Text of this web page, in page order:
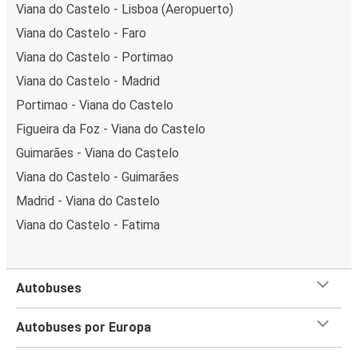
Viana do Castelo - Lisboa (Aeropuerto)
Viana do Castelo - Faro
Viana do Castelo - Portimao
Viana do Castelo - Madrid
Portimao - Viana do Castelo
Figueira da Foz - Viana do Castelo
Guimarães - Viana do Castelo
Viana do Castelo - Guimarães
Madrid - Viana do Castelo
Viana do Castelo - Fatima
Autobuses
Autobuses por Europa